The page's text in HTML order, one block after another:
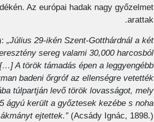
Az európai hadak nagy győzelmet
arattak.
„Július 29-ikén Szent-Gotthárdnál a két
sereg valami 30,000 harcosból
A török támadás épen a leggyengébb
badeni őrgróf az ellenségre vetették
túlpartján levő török lovasságot, mely
került a győztesek kezébe s noha
ejtettek.”(Acsády Ignác, 1898.)